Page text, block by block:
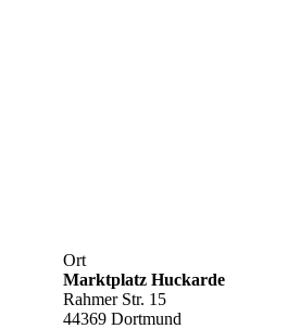
Ort
Marktplatz Huckarde
Rahmer Str. 15
44369 Dortmund